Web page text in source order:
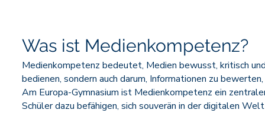
Was ist Medienkompetenz?
Medienkompetenz bedeutet, Medien bewusst, kritisch
bedienen, sondern auch darum, Informationen zu
Am Europa-Gymnasium ist Medienkompetenz ein
Schüler dazu befähigen, sich souverän in der digitalen